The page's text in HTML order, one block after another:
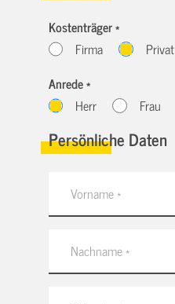
Kostenträger *
Firma
Privat
Anrede *
Herr
Frau
Persönliche Daten